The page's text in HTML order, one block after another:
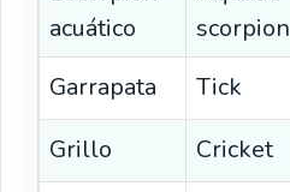
acuático
scorpion
Garrapata Tick
Grillo Cricket